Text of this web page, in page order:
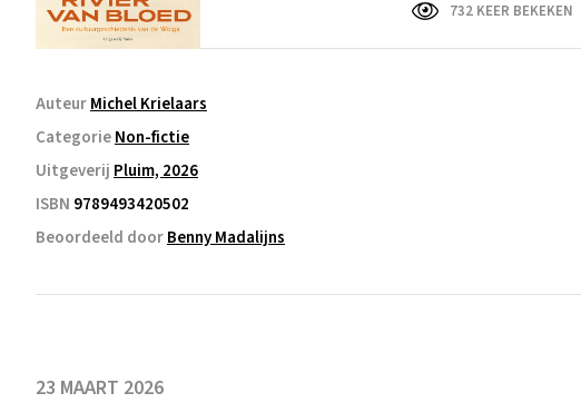
732 KEER BEKEKEN
AuteurMichel Krielaars
CategorieNon-fictie
Uitgeverij Pluim, 2026
ISBN 9789493420502
Beoordeeld doorBenny Madalijns
23 MAART 2026